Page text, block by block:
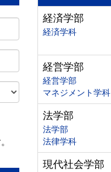
経済学部
経済学科
経営学部
経営学部
マネジメント学科
法学部
法学部
法律学科
現代社会学部